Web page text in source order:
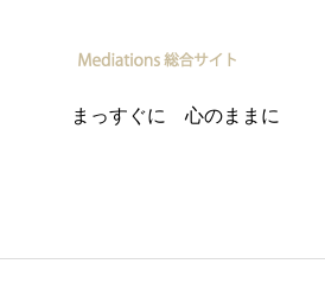
まっすぐに 心のままに